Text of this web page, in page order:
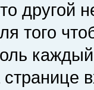
другой
того